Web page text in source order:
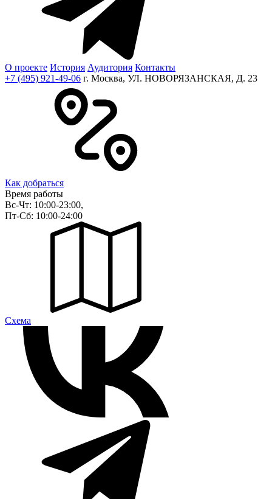
О проекте История Аудитория Контакты
+7 (495) 921-49-06 г. Москва, УЛ. НОВОРЯЗАНСКАЯ, Д. 23
Как добраться
Время работы
Вс-Чт: 10:00-23:00,
Пт-Сб: 10:00-24:00
Cхема